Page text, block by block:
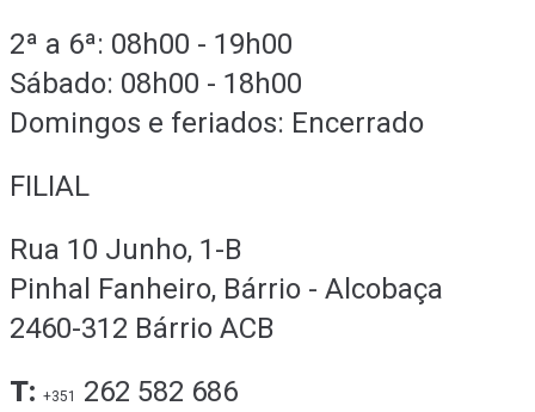
2ª a 6ª: 08h00 - 19h00
Sábado: 08h00 - 18h00
Domingos e feriados: Encerrado
FILIAL
Rua 10 Junho, 1-B
Pinhal Fanheiro, Bárrio - Alcobaça
2460-312 Bárrio ACB
T: +351
262 582 686